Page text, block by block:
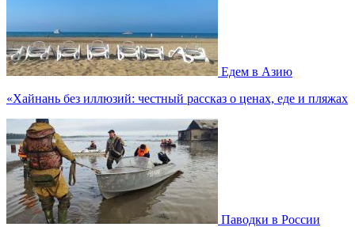
Едем в Азию
«Хайнань без иллюзий: честный рассказ о ценах, еде и пляжах
Паводки в России